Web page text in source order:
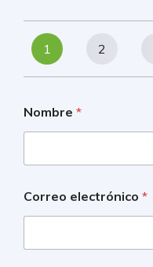
1 2
Nombre *
Correo electrónico *